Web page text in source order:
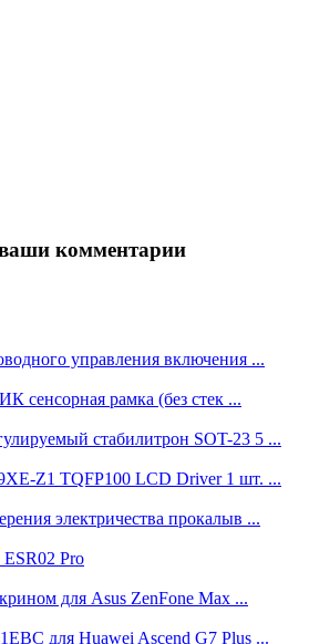
комментарии
управления включения ...
сенсорная рамка (без стек ...
стабилитрон SOT-23 5 ...
Z1 TQFP100 LCD Driver 1 шт. ...
электричества прокалыв ...
Pro
для Asus ZenFone Max ...
для Huawei Ascend G7 Plus ...